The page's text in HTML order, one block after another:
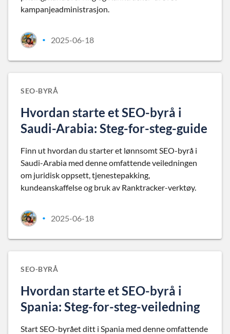
kampanjeadministrasjon.
• 2025-06-18
SEO-BYRÅ
Hvordan starte et SEO-byrå i
Saudi-Arabia: Steg-for-steg-guide
Finn ut hvordan du starter et lønnsomt SEO-byrå i
Saudi-Arabia med denne omfattende veiledningen
om juridisk oppsett, tjenestepakking,
kundeanskaffelse og bruk av Ranktracker-verktøy.
• 2025-06-18
SEO-BYRÅ
Hvordan starte et SEO-byrå i
Spania: Steg-for-steg-veiledning
Start SEO-byrået ditt i Spania med denne omfattende